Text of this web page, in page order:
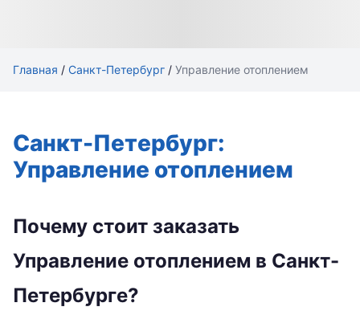
Главная / Санкт-Петербург / Управление отоплением
Санкт-Петербург:
Управление отоплением
Почему стоит заказать
Управление отоплением в Санкт-
Петербурге?